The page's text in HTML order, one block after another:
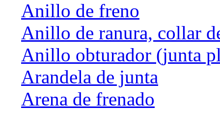
Anillo de freno
Anillo de ranura, collar
Anillo obturador (junta
Arandela de junta
Arena de frenado